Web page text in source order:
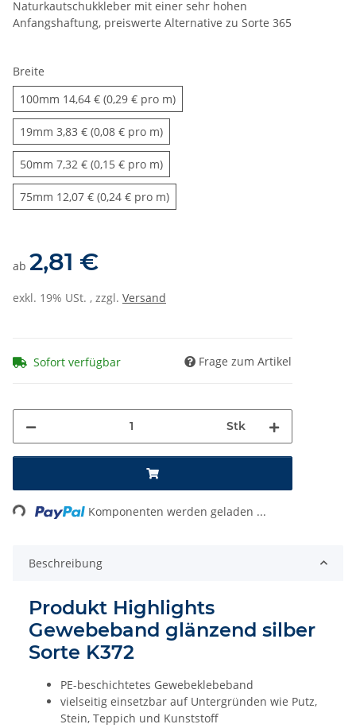
Naturkautschukkleber mit einer sehr hohen
Anfangshaftung, preiswerte Alternative zu Sorte 365
Breite
100mm 100mm
14,64 € (0,29 € pro m)
19mm 19mm
3,83 € (0,08 € pro m)
50mm 50mm
7,32 € (0,15 € pro m)
75mm 75mm
12,07 € (0,24 € pro m)
ab 2,81 €
exkl. 19% USt. , zzgl. Versand
Sofort verfügbar Frage zum Artikel
Stk
Loading... Komponenten werden geladen ...
Beschreibung
Produkt Highlights
Gewebeband glänzend silber
Sorte K372
PE-beschichtetes Gewebeklebeband
vielseitig einsetzbar auf Untergründen wie Putz,
Stein, Teppich und Kunststoff